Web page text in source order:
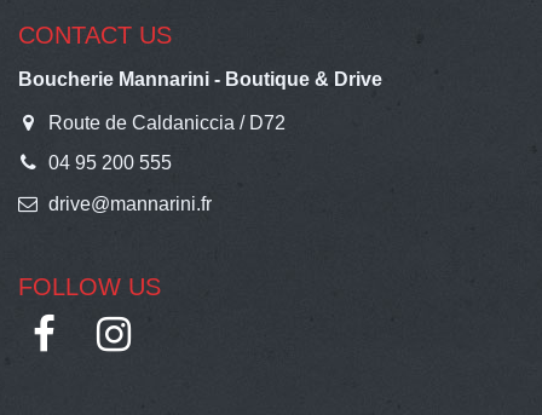
CONTACT US
Boucherie Mannarini - Boutique & Drive
Route de Caldaniccia / D72
04 95 200 555
drive@mannarini.fr
FOLLOW US